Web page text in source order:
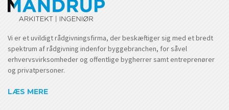
Vi er et uvildigt rådgivningsfirma, der beskæftiger sig med et bredt
spektrum af rådgivning indenfor byggebranchen, for såvel
erhvervsvirksomheder og offentlige bygherrer samt entreprenører
og privatpersoner.
LÆS MERE